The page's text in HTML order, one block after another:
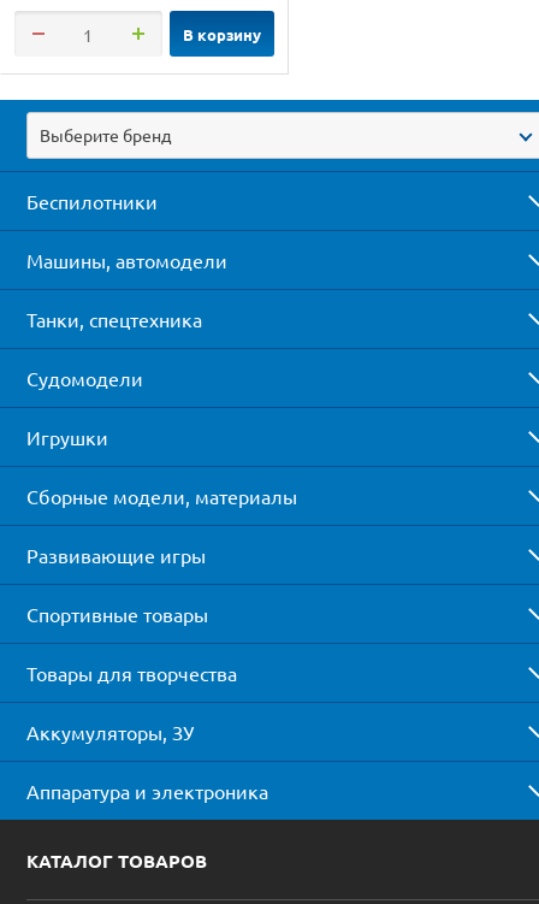
В корзину
Выберите бренд
Беспилотники
Машины, автомодели
Танки, спецтехника
Судомодели
Игрушки
Сборные модели, материалы
Развивающие игры
Спортивные товары
Товары для творчества
Аккумуляторы, ЗУ
Аппаратура и электроника
КАТАЛОГ ТОВАРОВ